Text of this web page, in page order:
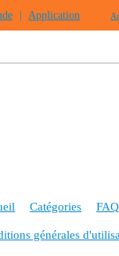
Application
Catégories
générales